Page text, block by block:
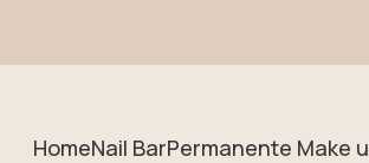
HomeNail BarPermanente Make